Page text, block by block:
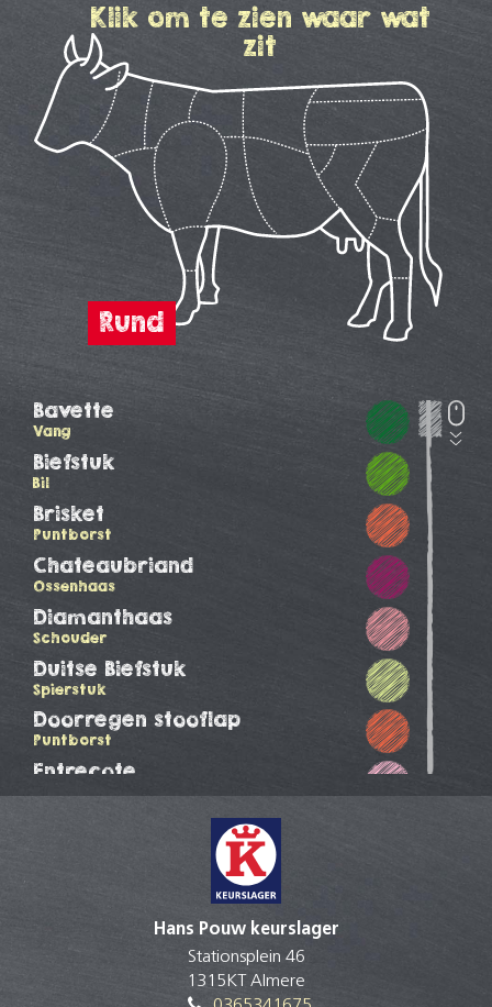
Klik om te zien waar wat
zit
Bavette
Vang
Biefstuk
Bil
Brisket
Puntborst
Chateaubriand
Ossenhaas
Diamanthaas
Schouder
Duitse Biefstuk
Spierstuk
Doorregen stooflap
Puntborst
Entrecote
Ribeye
HacheevleesHans Pouw keurslager
Stationsplein 46
1315KT Almere